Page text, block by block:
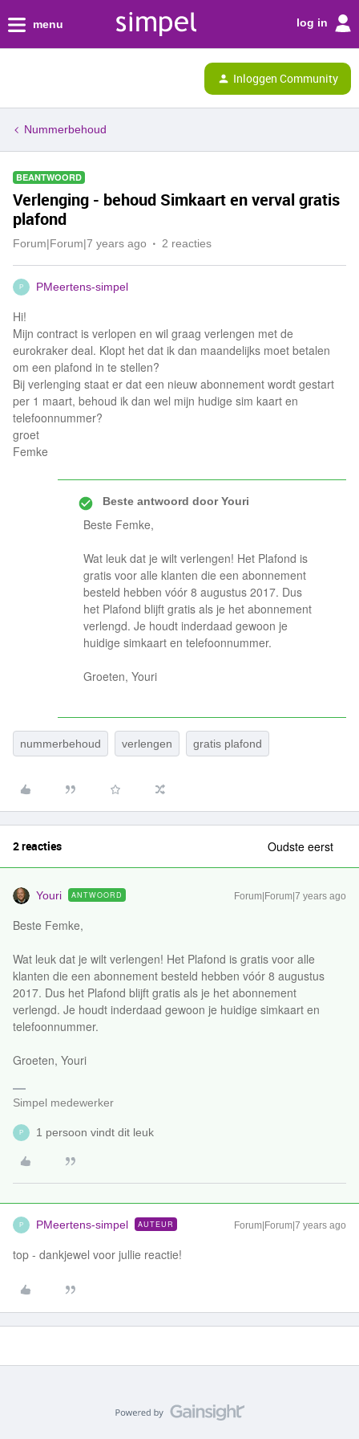
menu log in
Inloggen Community
Nummerbehoud
BEANTWOORD
Verlenging - behoud Simkaart en verval gratis
plafond
Forum|Forum|7 years ago 2 reacties
P PMeertens-simpel
Hi!
Mijn contract is verlopen en wil graag verlengen met de
eurokraker deal. Klopt het dat ik dan maandelijks moet betalen
om een plafond in te stellen?
Bij verlenging staat er dat een nieuw abonnement wordt gestart
per 1 maart, behoud ik dan wel mijn hudige sim kaart en
telefoonnummer?
groet
Femke
Beste antwoord doorYouri
Beste Femke,
Wat leuk dat je wilt verlengen! Het Plafond is
gratis voor alle klanten die een abonnement
besteld hebben vóór 8 augustus 2017. Dus
het Plafond blijft gratis als je het abonnement
verlengd. Je houdt inderdaad gewoon je
huidige simkaart en telefoonnummer.
Groeten, Youri
nummerbehoud verlengen gratis plafond
2 reacties Oudste eerst
Youri ANTWOORD Forum|Forum|7 years ago
Beste Femke,
Wat leuk dat je wilt verlengen! Het Plafond is gratis voor alle
klanten die een abonnement besteld hebben vóór 8 augustus
2017. Dus het Plafond blijft gratis als je het abonnement
verlengd. Je houdt inderdaad gewoon je huidige simkaart en
telefoonnummer.
Groeten, Youri
Simpel medewerker
P 1 persoon vindt dit leuk
P PMeertens-simpel AUTEUR Forum|Forum|7 years ago
top - dankjewel voor jullie reactie!